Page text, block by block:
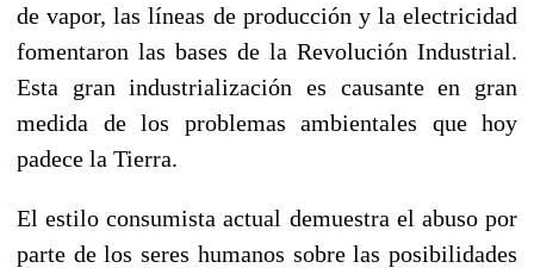
de vapor, las líneas de producción y la electricidad
fomentaron las bases de la Revolución Industrial.
Esta gran industrialización es causante en gran
medida de los problemas ambientales que hoy
padece la Tierra.
El estilo consumista actual demuestra el abuso por
parte de los seres humanos sobre las posibilidades